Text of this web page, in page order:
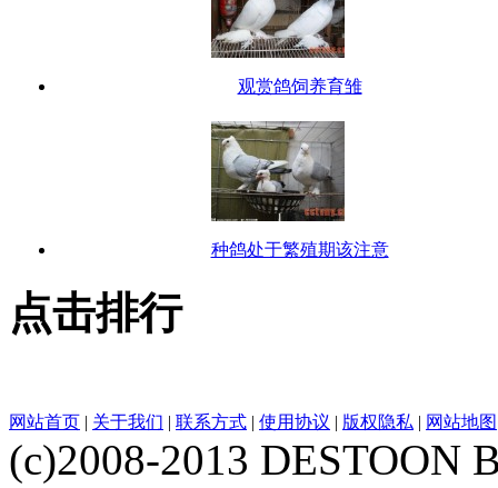
观赏鸽饲养育雏
种鸽处于繁殖期该注意
点击排行
网站首页 | 关于我们 | 联系方式 | 使用协议 | 版权隐私 | 网站地图
(c)2008-2013 DESTOON